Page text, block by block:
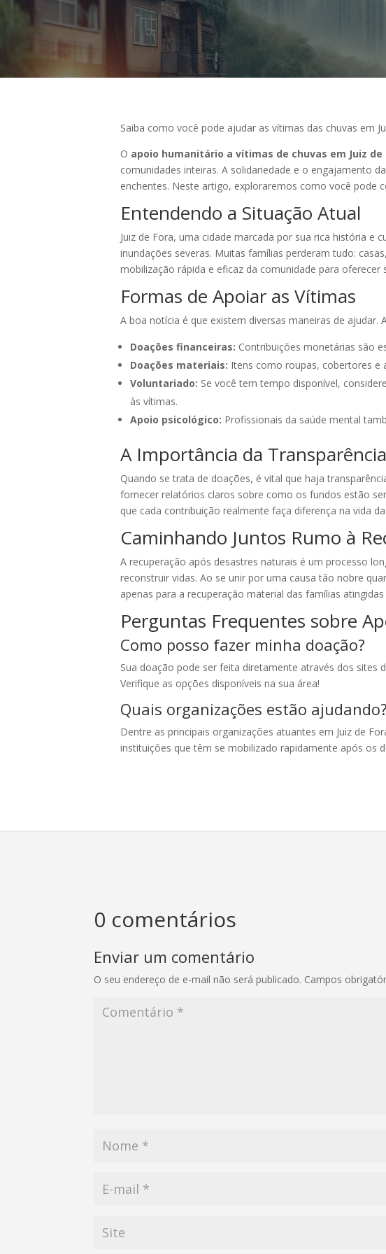
Saiba como você pode ajudar as vítimas das chuvas em
O apoio humanitário a vítimas de chuvas em Juiz de
comunidades inteiras. A solidariedade e o engajamento
enchentes. Neste artigo, exploraremos como você pode
Entendendo a Situação Atual
Juiz de Fora, uma cidade marcada por sua rica história
inundações severas. Muitas famílias perderam tudo:
mobilização rápida e eficaz da comunidade para oferecer
Formas de Apoiar as Vítimas
A boa notícia é que existem diversas maneiras de ajudar.
Doações financeiras: Contribuições monetárias são
Doações materiais: Itens como roupas, cobertores e
Voluntariado: Se você tem tempo disponível,
às vítimas.
Apoio psicológico: Profissionais da saúde mental
A Importância da
Quando se trata de doações, é vital que haja
fornecer relatórios claros sobre como os fundos estão
que cada contribuição realmente faça diferença na vida
Caminhando Juntos Rumo à
A recuperação após desastres naturais é um processo
reconstruir vidas. Ao se unir por uma causa tão nobre
apenas para a recuperação material das famílias
Perguntas Frequentes sobre
Como posso fazer minha doação?
Sua doação pode ser feita diretamente através dos sites
Verifique as opções disponíveis na sua área!
Quais organizações estão ajudando?
Dentre as principais organizações atuantes em Juiz de
instituições que têm se mobilizado rapidamente após os
0 comentários
Enviar um comentário
O seu endereço de e-mail não será publicado. Campos